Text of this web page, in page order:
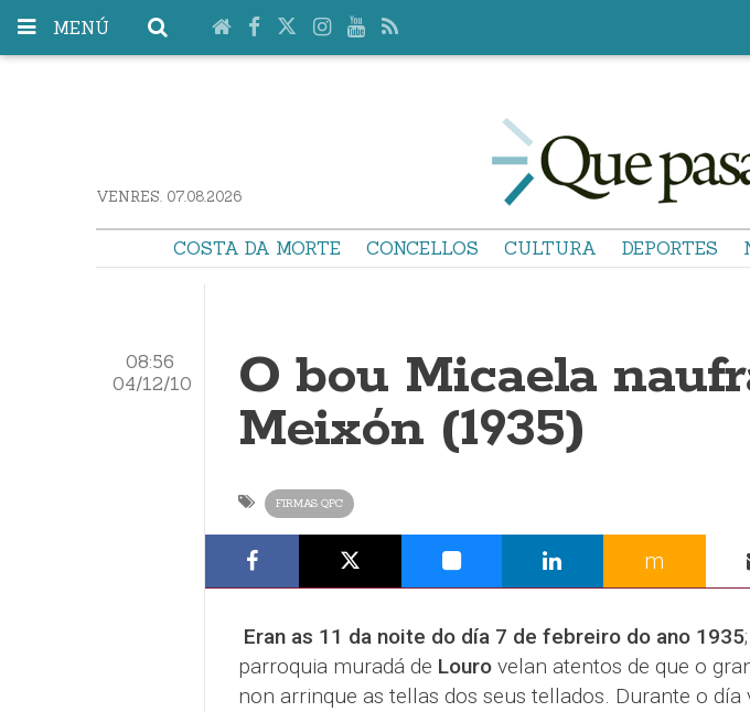
MENÚ
VENRES. 07.08.2026
COSTA DA MORTE CONCELLOS CULTURA DEPORTES
08:56
04/12/10
O bou Micaela
Meixón (1935)
FIRMAS QPC
m
Eran as 11 da noite do día 7 de febreiro do ano 1935
parroquia muradá de Lourovelan atentos de que o
non arrinque as tellas dos seus tellados. Durante o día